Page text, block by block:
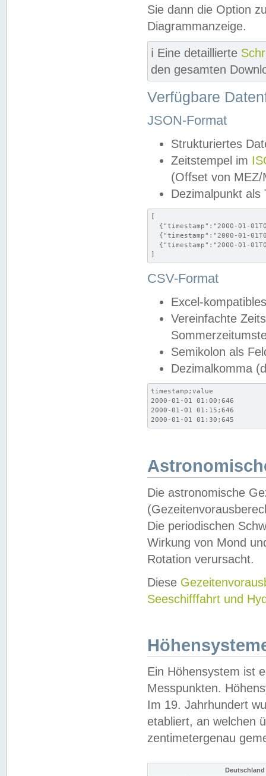
Sie dann die Option
Diagrammanzeige.
ℹ️ Eine detaillierte
den gesamten
Verfügbare
JSON-Format
Strukturiertes
Zeitstempel im
(Offset von MEZ/
Dezimalpunkt als
[
{"timestamp":"2000-01-
{"timestamp":"2000-01-
{"timestamp":"2000-01-
]
CSV-Format
Excel-
Vereinfachte
Semikolon als
Dezimalkomma
timestamp;value
2000-01-01 01:00;646
2000-01-01 01:15;646
2000-01-01 01:30;645
Die astronomische
Die periodischen
Wirkung von Mond
Rotation verursacht.
Diese
Seeschifffahrt und
Ein Höhensystem ist
Messpunkten.
Im 19. Jahrhundert
etabliert, an welchen
zentimetergenau